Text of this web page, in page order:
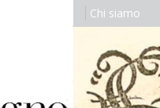
Chi siamo